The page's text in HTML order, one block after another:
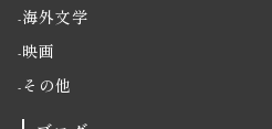
海外文学
映画
その他